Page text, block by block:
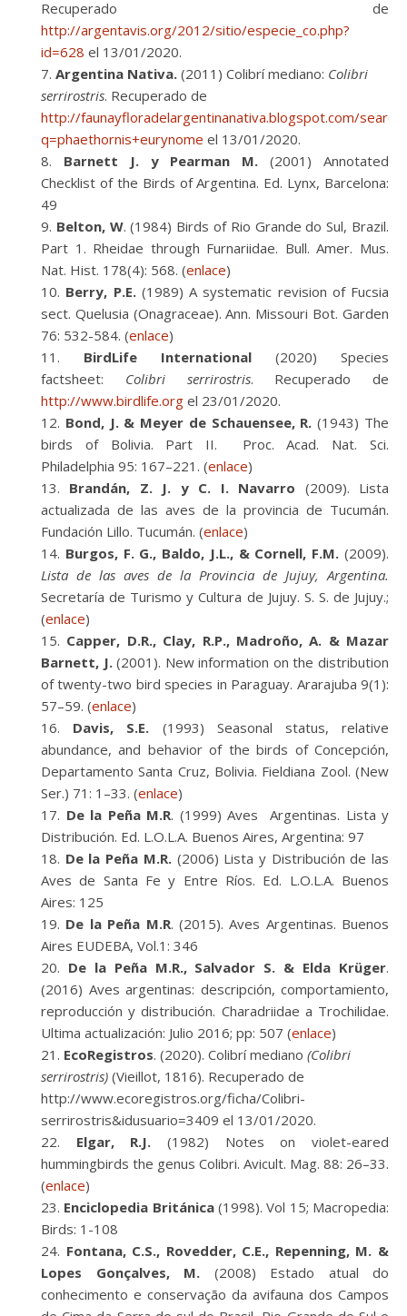
Recuperado de
http://argentavis.org/2012/sitio/especie_co.php?
id=628 el 13/01/2020.
Argentina Nativa. (2011) Colibrí mediano: Colibri
serrirostris. Recuperado de
http://faunayfloradelargentinanativa.blogspot.com/search?
q=phaethornis+eurynome el 13/01/2020.
Barnett J. y Pearman M. (2001) Annotated
Checklist of the Birds of Argentina. Ed. Lynx, Barcelona:
49
Belton, W. (1984) Birds of Rio Grande do Sul, Brazil.
Part 1. Rheidae through Furnariidae. Bull. Amer. Mus.
Nat. Hist. 178(4): 568. (enlace)
Berry, P.E.(1989) A systematic revision of Fucsia
sect. Quelusia (Onagraceae). Ann. Missouri Bot. Garden
76: 532-584. (enlace)
BirdLife International (2020) Species
factsheet: Colibri serrirostris. Recuperado de
http://www.birdlife.org el 23/01/2020.
Bond, J. & Meyer de Schauensee, R. (1943) The
birds of Bolivia. Part II. Proc. Acad. Nat. Sci.
Philadelphia 95: 167–221. (enlace)
Brandán, Z. J. y C. I. Navarro (2009). Lista
actualizada de las aves de la provincia de Tucumán.
Fundación Lillo. Tucumán. (enlace)
Burgos, F. G., Baldo, J.L., & Cornell, F.M. (2009).
Lista de las aves de la Provincia de Jujuy, Argentina.
Secretaría de Turismo y Cultura de Jujuy. S. S. de Jujuy.;
(enlace)
Capper, D.R., Clay, R.P., Madroño, A. & Mazar
Barnett, J.(2001). New information on the distribution
of twenty-two bird species in Paraguay. Ararajuba 9(1):
57–59. (enlace)
Davis, S.E. (1993) Seasonal status, relative
abundance, and behavior of the birds of Concepción,
Departamento Santa Cruz, Bolivia. Fieldiana Zool. (New
Ser.) 71: 1–33. (enlace)
De la Peña M.R. (1999) Aves Argentinas. Lista y
Distribución. Ed. L.O.L.A. Buenos Aires, Argentina: 97
De la Peña M.R.(2006) Lista y Distribución de las
Aves de Santa Fe y Entre Ríos. Ed. L.O.L.A. Buenos
Aires: 125
De la Peña M.R. (2015). Aves Argentinas. Buenos
Aires EUDEBA, Vol.1: 346
De la Peña M.R., Salvador S. & Elda Krüger.
(2016) Aves argentinas: descripción, comportamiento,
reproducción y distribución. Charadriidae a Trochilidae.
Ultima actualización: Julio 2016; pp: 507 (enlace)
EcoRegistros. (2020). Colibrí mediano (Colibri
serrirostris) (Vieillot, 1816). Recuperado de
http://www.ecoregistros.org/ficha/Colibri-
serrirostris&idusuario=3409 el 13/01/2020.
Elgar, R.J. (1982) Notes on violet-eared
hummingbirds the genus Colibri. Avicult. Mag. 88: 26–33.
(enlace)
Enciclopedia Británica(1998). Vol 15; Macropedia:
Birds: 1-108
Fontana, C.S., Rovedder, C.E., Repenning, M. &
Lopes Gonçalves, M. (2008) Estado atual do
conhecimento e conservação da avifauna dos Campos